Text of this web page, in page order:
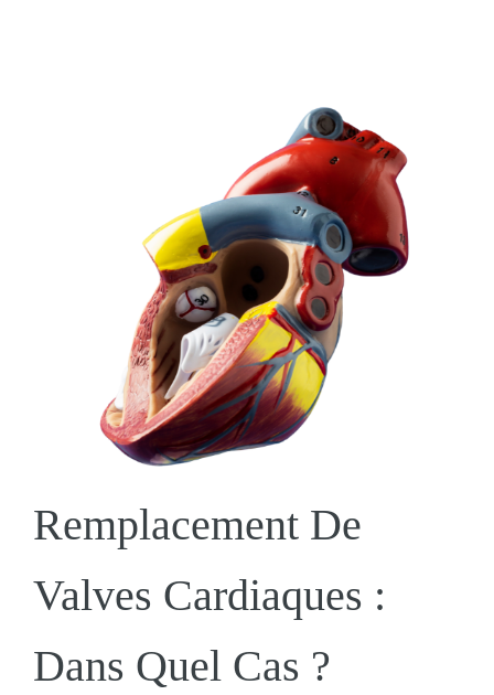
Remplacement De
Valves Cardiaques :
Dans Quel Cas ?